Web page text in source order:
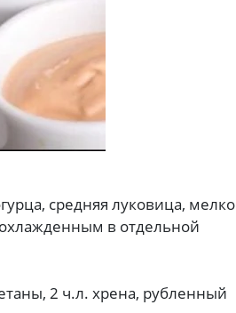
средняя луковица, мелко
в отдельной
2 ч.л. хрена, рубленный